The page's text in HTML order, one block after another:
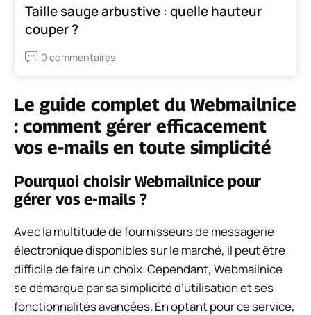
Taille sauge arbustive : quelle hauteur
couper ?
0 commentaires
Le guide complet du Webmailnice
: comment gérer efficacement
vos e-mails en toute simplicité
Pourquoi choisir Webmailnice pour
gérer vos e-mails ?
Avec la multitude de fournisseurs de messagerie
électronique disponibles sur le marché, il peut être
difficile de faire un choix. Cependant, Webmailnice
se démarque par sa simplicité d’utilisation et ses
fonctionnalités avancées. En optant pour ce service,